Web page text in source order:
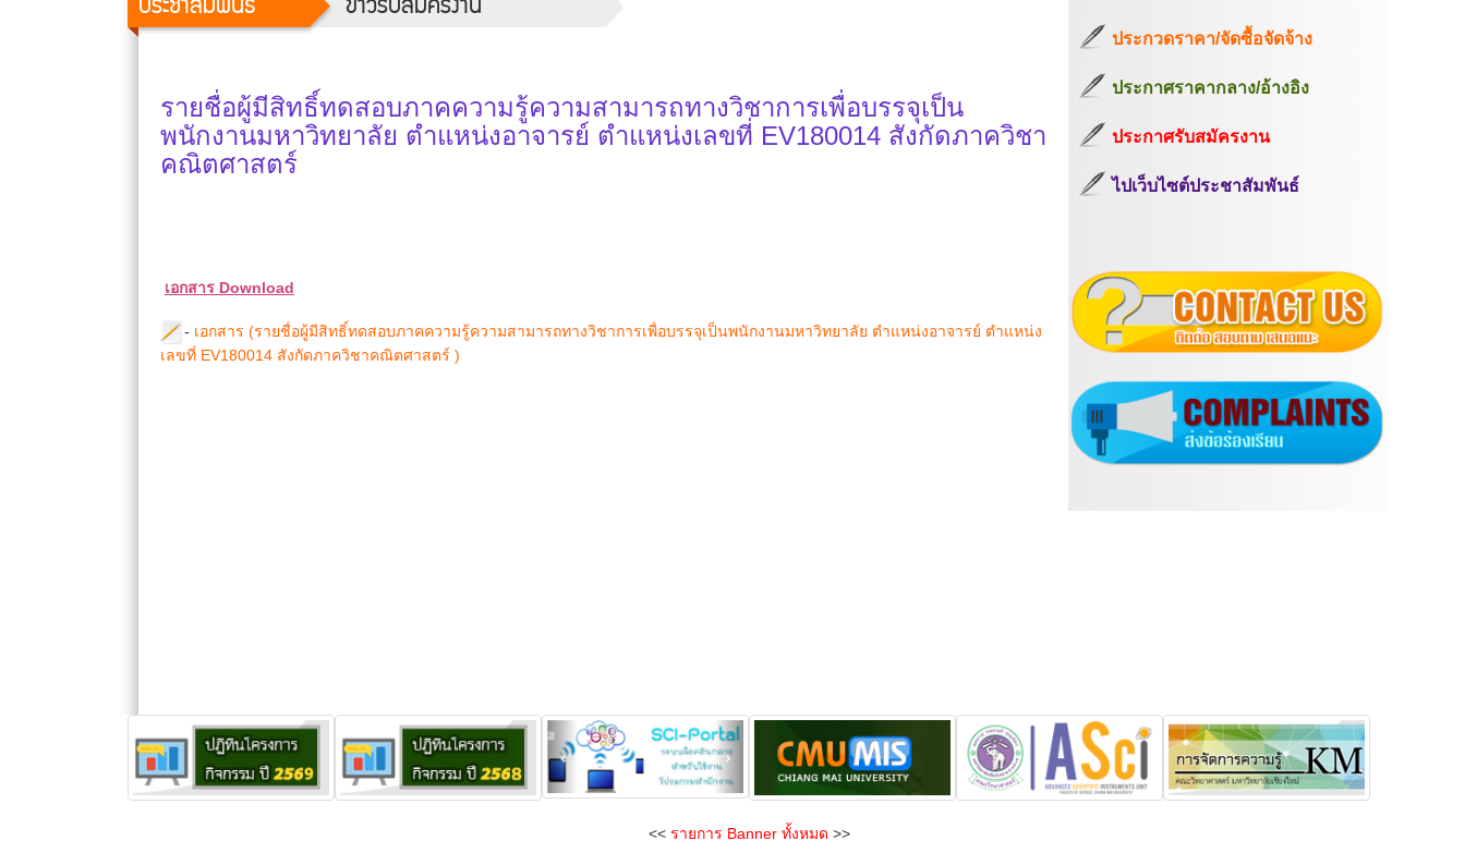
รายชื่อผู้มีสิทธิ์ทดสอบภาคความรู้ความสามารถทางวิชาการเพื่อบรรจุเป็น
พนักงานมหาวิทยาลัย ตำแหน่งอาจารย์ ตำแหน่งเลขที่ EV180014 สังกัดภาควิชา
คณิตศาสตร์
เอกสาร Download
- เอกสาร (รายชื่อผู้มีสิทธิ์ทดสอบภาคความรู้ความสามารถทางวิชาการเพื่อบรรจุเป็นพนักงานมหาวิทยาลัย ตำแหน่งอาจารย์ ตำแหน่ง
เลขที่ EV180014 สังกัดภาควิชาคณิตศาสตร์ )
ประกวดราคา/จัดซื้อจัดจ้าง
ประกาศราคากลาง/อ้างอิง
ประกาศรับสมัครงาน
ไปเว็บไซต์ประชาสัมพันธ์
<< รายการ Banner ทั้งหมด >>